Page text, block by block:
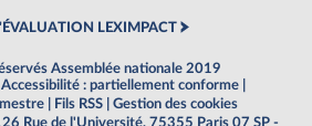
LEXIMPACT
Assemblée nationale 2019
Accessibilité : partiellement conforme
Fils RSS
Gestion des cookies
Rue de l'Université, 75355 Paris 07 SP -